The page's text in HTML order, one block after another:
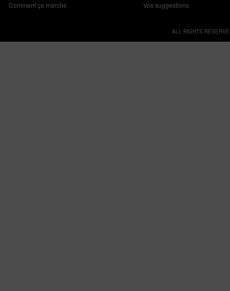
Comment ça marche
Vos suggestions
ALL RIGHTS